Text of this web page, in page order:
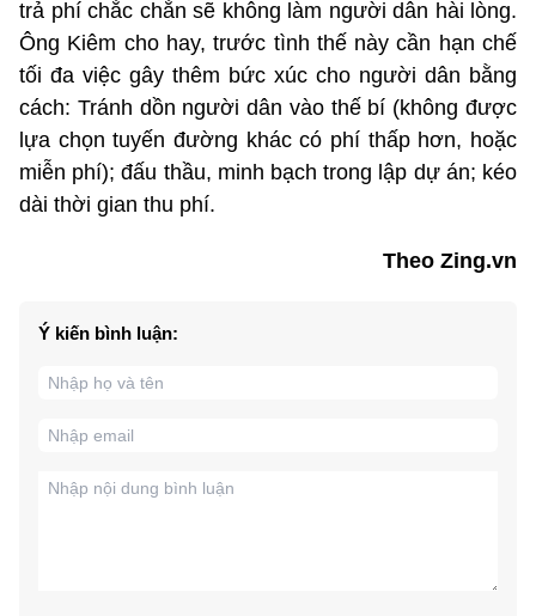
trả phí chắc chắn sẽ không làm người dân hài lòng.
Ông Kiêm cho hay, trước tình thế này cần hạn chế
tối đa việc gây thêm bức xúc cho người dân bằng
cách: Tránh dồn người dân vào thế bí (không được
lựa chọn tuyến đường khác có phí thấp hơn, hoặc
miễn phí); đấu thầu, minh bạch trong lập dự án; kéo
dài thời gian thu phí.
Theo Zing.vn
Ý kiến bình luận: